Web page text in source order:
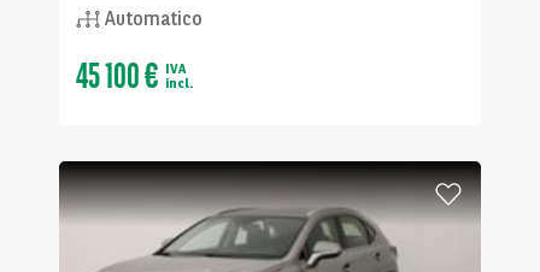
Automatico
45 100 € IVA
incl.